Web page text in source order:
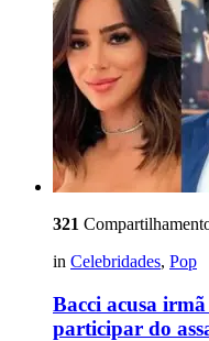
321
in Celebridades, Pop
Bacci acusa
participar do